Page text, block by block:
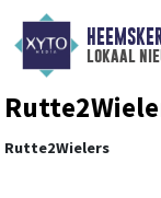
lokaal
Rutte2Wielers